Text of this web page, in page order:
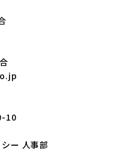
合
合
10
ー 人事部